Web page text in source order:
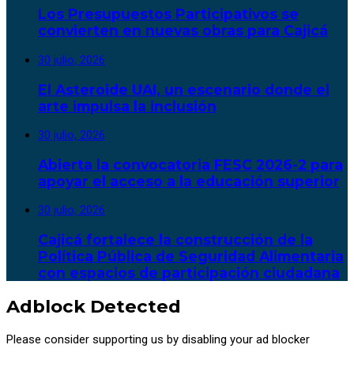
Los Presupuestos Participativos se
convierten en nuevas obras para Cajicá
30 julio, 2026
El Asteroide UAI, un escenario donde el
arte impulsa la inclusión
30 julio, 2026
Abierta la convocatoria FESC 2026-2 para
apoyar el acceso a la educación superior
30 julio, 2026
Cajicá fortalece la construcción de la
Política Pública de Seguridad Alimentaria
con espacios de participación ciudadana
Adblock Detected
Please consider supporting us by disabling your ad blocker